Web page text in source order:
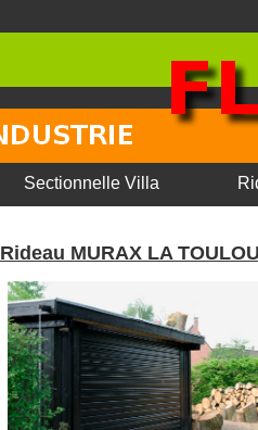
Sectionnelle Villa
Rideau MURAX LA